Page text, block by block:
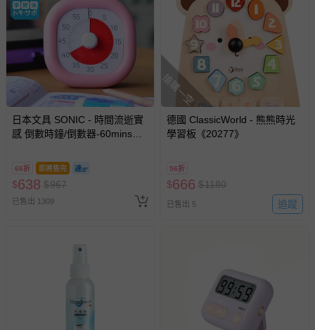
相關的退換貨辦理流程，可詳見： 退換貨 & 退款問題
其他常見問題：
運送服務：目前提供的運送僅限台灣本島。如您位於離島地
區，可能會無法配送，或須依據商品需加收離島運費。廠商
亦保留出貨與否的權利。離島、偏遠地區、樓層親送等加價
費用，可能會另需加收。
已出貨通知之訊息為主。
如您收到商品，請依正常流程檢查是否完好，若商品遇瑕疵
情形，您可申請更換新品或退貨，請見：
退貨的辦理流程。
問，你可詳見：
預購商品：預購為海外同步代購，遇缺貨即會通知媽咪並協
商品如因「價格、組合」等錯誤原因，導致無法安排出貨，
會主動以簡訊及mail通知訂單取消事宜，並將提供適當補
日本文具 SONIC - 時間流逝實
感 倒數時鐘/倒數器-60mins版-
66折 即將售完
$638 $967
已售出 1309
搶購一空
德國 ClassicWorld - 熊熊時光
學習板《20277》
56折
$666 $1180
已售出 5 追蹤